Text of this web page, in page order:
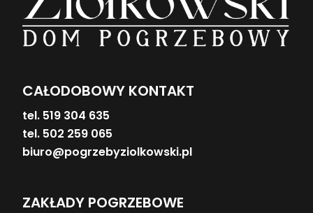
CAŁODOBOWY KONTAKT
tel. 519 304 635
tel. 502 259 065
biuro@pogrzebyziolkowski.pl
ZAKŁADY POGRZEBOWE